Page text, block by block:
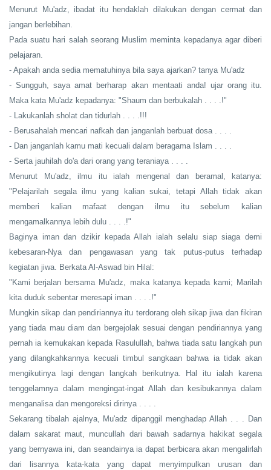
Menurut Mu'adz, ibadat itu hendaklah dilakukan dengan cermat dan
jangan berlebihan.
Pada suatu hari salah seorang Muslim meminta kepadanya agar diberi
pelajaran.
- Apakah anda sedia mematuhinya bila saya ajarkan? tanya Mu'adz
- Sungguh, saya amat berharap akan mentaati anda! ujar orang itu.
Maka kata Mu'adz kepadanya: "Shaum dan berbukalah . . . .!"
- Lakukanlah sholat dan tidurlah . . . .!!!
- Berusahalah mencari nafkah dan janganlah berbuat dosa . . . .
- Dan janganlah kamu mati kecuali dalam beragama Islam . . . .
- Serta jauhilah do'a dari orang yang teraniaya . . . .
Menurut Mu'adz, ilmu itu ialah mengenal dan beramal, katanya:
"Pelajarilah segala ilmu yang kalian sukai, tetapi Allah tidak akan
memberi kalian mafaat dengan ilmu itu sebelum kalian
mengamalkannya lebih dulu . . . .!"
Baginya iman dan dzikir kepada Allah ialah selalu siap siaga demi
kebesaran-Nya dan pengawasan yang tak putus-putus terhadap
kegiatan jiwa. Berkata Al-Aswad bin Hilal:
"Kami berjalan bersama Mu'adz, maka katanya kepada kami; Marilah
kita duduk sebentar meresapi iman . . . .!"
Mungkin sikap dan pendiriannya itu terdorang oleh sikap jiwa dan fikiran
yang tiada mau diam dan bergejolak sesuai dengan pendiriannya yang
pernah ia kemukakan kepada Rasulullah, bahwa tiada satu langkah pun
yang dilangkahkannya kecuali timbul sangkaan bahwa ia tidak akan
mengikutinya lagi dengan langkah berikutnya. Hal itu ialah karena
tenggelamnya dalam mengingat-ingat Allah dan kesibukannya dalam
menganalisa dan mengoreksi dirinya . . . .
Sekarang tibalah ajalnya, Mu'adz dipanggil menghadap Allah . . . Dan
dalam sakarat maut, muncullah dari bawah sadarnya hakikat segala
yang bernyawa ini, dan seandainya ia dapat berbicara akan mengalirlah
dari lisannya kata-kata yang dapat menyimpulkan urusan dan